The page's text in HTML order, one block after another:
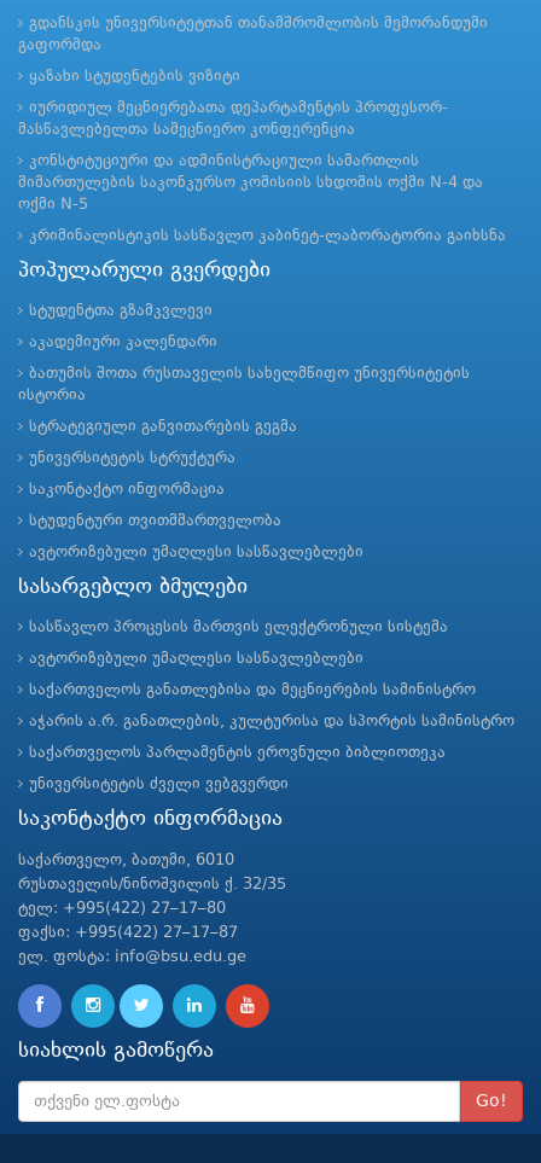
გდანსკის უნივერსიტეტთან თანამშრომლობის მემორანდუმი
გაფორმდა
ყაზახი სტუდენტების ვიზიტი
იურიდიულ მეცნიერებათა დეპარტამენტის პროფესორ-
მასწავლებელთა სამეცნიერო კონფერენცია
კონსტიტუციური და ადმინისტრაციული სამართლის
მიმართულების საკონკურსო კომისიის სხდომის ოქმი N-4 და
ოქმი N-5
კრიმინალისტიკის სასწავლო კაბინეტ-ლაბორატორია გაიხსნა
პოპულარული გვერდები
სტუდენტთა გზამკვლევი
აკადემიური კალენდარი
ბათუმის შოთა რუსთაველის სახელმწიფო უნივერსიტეტის
ისტორია
სტრატეგიული განვითარების გეგმა
უნივერსიტეტის სტრუქტურა
საკონტაქტო ინფორმაცია
სტუდენტური თვითმმართველობა
ავტორიზებული უმაღლესი სასწავლებლები
სასარგებლო ბმულები
სასწავლო პროცესის მართვის ელექტრონული სისტემა
ავტორიზებული უმაღლესი სასწავლებლები
საქართველოს განათლებისა და მეცნიერების სამინისტრო
აჭარის ა.რ. განათლების, კულტურისა და სპორტის სამინისტრო
საქართველოს პარლამენტის ეროვნული ბიბლიოთეკა
უნივერსიტეტის ძველი ვებგვერდი
საკონტაქტო ინფორმაცია
საქართველო, ბათუმი, 6010
რუსთაველის/ნინოშვილის ქ. 32/35
ტელ: +995(422) 27–17–80
ფაქსი: +995(422) 27–17–87
ელ. ფოსტა: info@bsu.edu.ge
სიახლის გამოწერა
Go!